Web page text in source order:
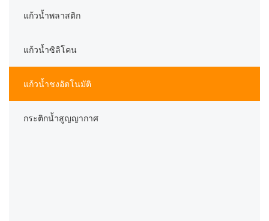
แก้วน้ำพลาสติก
แก้วน้ำซิลิโคน
แก้วน้ำชงอัตโนมัติ
กระติกน้ำสูญญากาศ